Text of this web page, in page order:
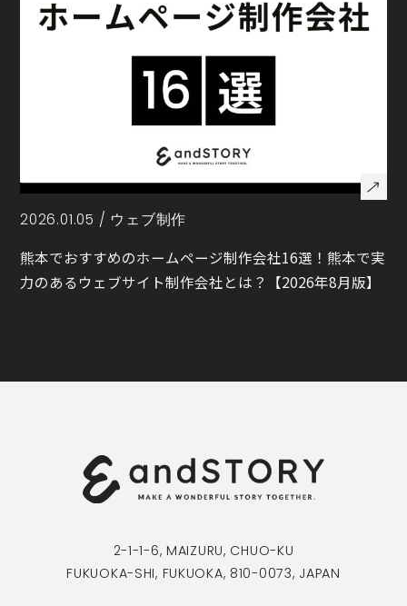
2026.01.05 / ウェブ制作
熊本でおすすめのホームページ制作会社16選！熊本で実
力のあるウェブサイト制作会社とは？【2026年8月版】
2-1-1-6, MAIZURU, CHUO-KU
FUKUOKA-SHI, FUKUOKA, 810-0073, JAPAN